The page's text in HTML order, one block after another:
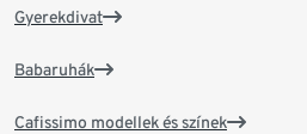
Gyerekdivat
Babaruhák
Cafissimo modellek és színek